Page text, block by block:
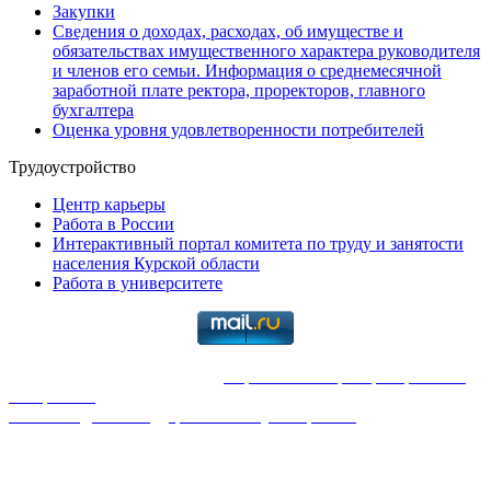
Закупки
Сведения о доходах, расходах, об имуществе и
обязательствах имущественного характера руководителя
и членов его семьи. Информация о среднемесячной
заработной плате ректора, проректоров, главного
бухгалтера
Оценка уровня удовлетворенности потребителей
Трудоустройство
Центр карьеры
Работа в России
Интерактивный портал комитета по труду и занятости
населения Курской области
Работа в университете